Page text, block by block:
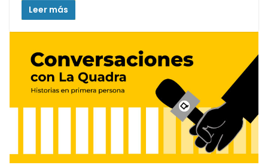
Leer más